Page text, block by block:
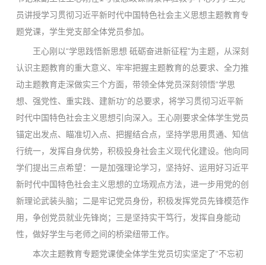
员讲授学习贯彻习近平新时代中国特色社会主义思想主题教育专
题党课，学生党支部全体党员参加。
王心刚以“学思践悟新思想 砥砺奋进新征程”为主题，从深刻
认识主题教育的重大意义、牢牢把握主题教育的总要求、全力推
动主题教育走深做实三个方面，带领全体党员深刻领悟“学思
想、强党性、重实践、建新功”的总要求，将学习贯彻习近平新
时代中国特色社会主义思想引向深入。王心刚要求全体学生党员
锚定出发点、瞄准切入点、把握结合点，坚持学思用贯通、知信
行统一，发挥自身优势，积极投身社会主义现代化建设。他向同
学们提出三点希望：一是加强理论学习，坚持好、运用好习近平
新时代中国特色社会主义思想的立场观点方法，进一步用党的创
新理论武装头脑；二是牢记党员身份，积极发挥党员先锋模范作
用，争创党员就业先锋岗；三是坚持实干笃行，发挥自身能动
性，做好学生与老师之间的桥梁纽带工作。
本次主题教育专题党课使全体学生党员切实坚定了“不忘初